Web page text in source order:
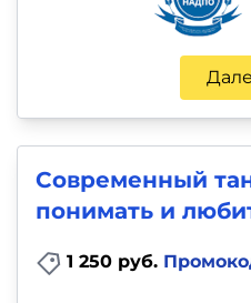
Современный
понимать и
1 250 руб.